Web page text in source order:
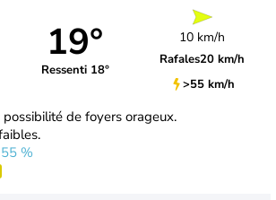
19°
Ressenti 18°
10 km/h
Rafales20 km/h
>55 km/h
de foyers orageux.
55 %